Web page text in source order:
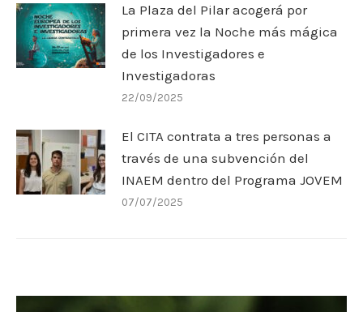
La Plaza del Pilar acogerá por
primera vez la Noche más mágica
de los Investigadores e
Investigadoras
22/09/2025
El CITA contrata a tres personas a
través de una subvención del
INAEM dentro del Programa JOVEM
07/07/2025